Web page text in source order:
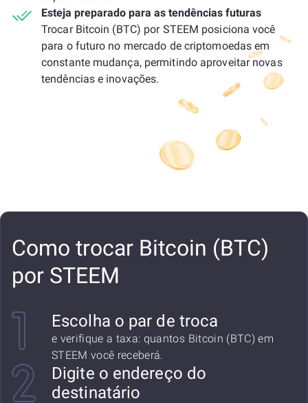
Esteja preparado para as tendências futuras
Trocar Bitcoin (BTC) por STEEM posiciona você
para o futuro no mercado de criptomoedas em
constante mudança, permitindo aproveitar novas
tendências e inovações.
Como trocar Bitcoin (BTC)
por STEEM
Escolha o par de troca
e verifique a taxa: quantos Bitcoin (BTC) em
STEEM você receberá.
Digite o endereço do
destinatário